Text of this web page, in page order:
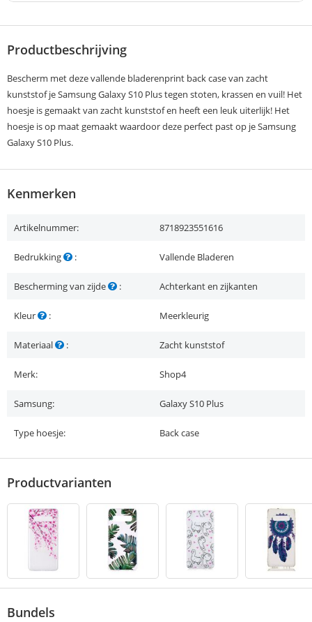
Productbeschrijving
Bescherm met deze vallende bladerenprint back case van zacht
kunststof je Samsung Galaxy S10 Plus tegen stoten, krassen en vuil! Het
hoesje is gemaakt van zacht kunststof en heeft een leuk uiterlijk! Het
hoesje is op maat gemaakt waardoor deze perfect past op je Samsung
Galaxy S10 Plus.
Kenmerken
Artikelnummer: 8718923551616
Bedrukking : Vallende Bladeren
Bescherming van zijde : Achterkant en zijkanten
Kleur : Meerkleurig
Materiaal : Zacht kunststof
Merk: Shop4
Samsung: Galaxy S10 Plus
Type hoesje: Back case
Productvarianten
Bundels